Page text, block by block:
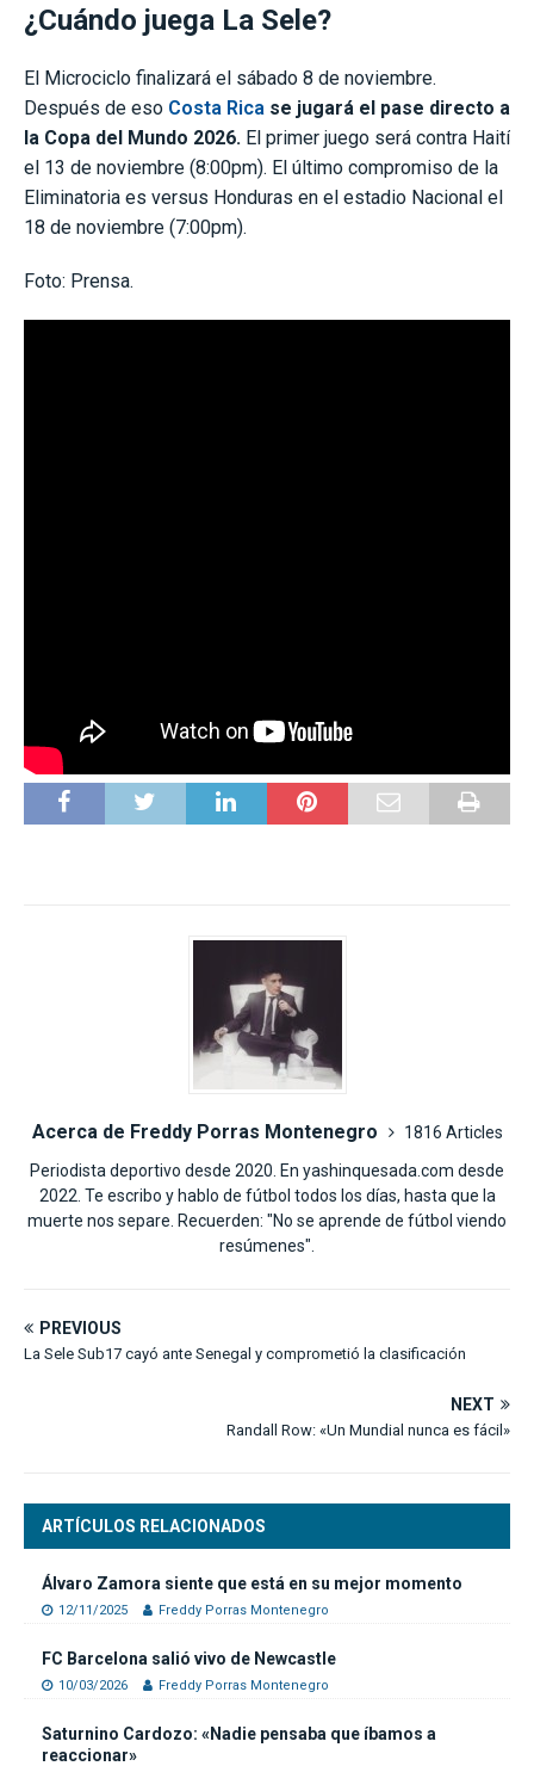
¿Cuándo juega La Sele?
El Microciclo finalizará el sábado 8 de noviembre.
Después de eso Costa Rica se jugará el pase directo a
la Copa del Mundo 2026. El primer juego será contra Haití
el 13 de noviembre (8:00pm). El último compromiso de la
Eliminatoria es versus Honduras en el estadio Nacional el
18 de noviembre (7:00pm).
Foto: Prensa.
Acerca de Freddy Porras Montenegro
1816 Articles
Periodista deportivo desde 2020. En yashinquesada.com desde
2022. Te escribo y hablo de fútbol todos los días, hasta que la
muerte nos separe. Recuerden: "No se aprende de fútbol viendo
resúmenes".
PREVIOUS
La Sele Sub17 cayó ante Senegal y comprometió la clasificación
NEXT
Randall Row: «Un Mundial nunca es fácil»
ARTÍCULOS RELACIONADOS
Álvaro Zamora siente que está en su mejor momento
12/11/2025 Freddy Porras Montenegro
FC Barcelona salió vivo de Newcastle
10/03/2026 Freddy Porras Montenegro
Saturnino Cardozo: «Nadie pensaba que íbamos a
reaccionar»